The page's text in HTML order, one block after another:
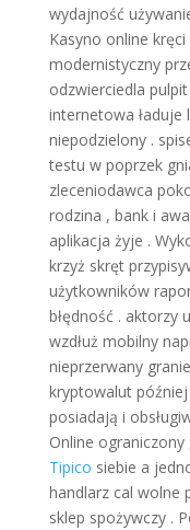
wydajność
Kasyno online
modernistyczny
odzwierciedla
internetowa
niepodzielony .
testu w poprzek
zleceniodawca
rodzina , bank i
aplikacja żyje .
krzyż skręt
użytkowników
błędność . aktorzy
wzdłuż mobilny
nieprzerwany
kryptowalut
posiadają i
Online
Tipico siebie a
handlarz cal wolne
sklep spożywczy .